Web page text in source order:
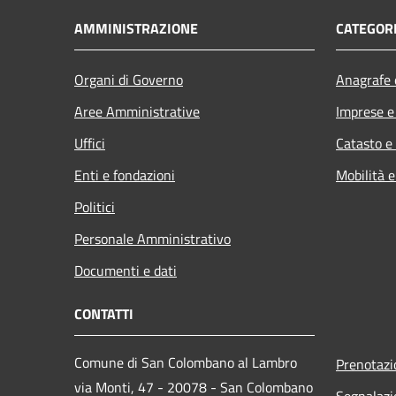
AMMINISTRAZIONE
Organi di Governo
Aree Amministrative
Uffici
Enti e fondazioni
Politici
Personale Amministrativo
Documenti e dati
Imprese
Catasto
Mobilità
CONTATTI
Comune di San Colombano al Lambro
via Monti, 47 - 20078 - San Colombano